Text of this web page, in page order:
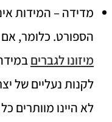
מדידה – המידות
הספורט. כלומר, אם
מיזונו לגברים
לקנות נעליים של
לא היינו מוותרים